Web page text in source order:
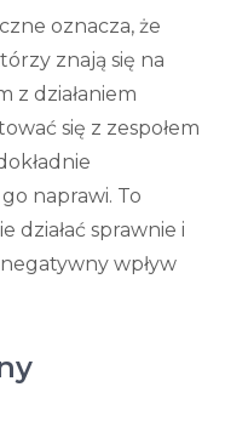
oznacza, że
znają się na
z działaniem
się z zespołem
naprawi. To
działać sprawnie i
wpływ